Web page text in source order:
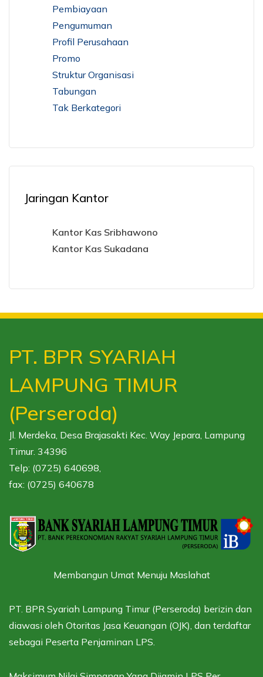
Pembiayaan
Pengumuman
Profil Perusahaan
Promo
Struktur Organisasi
Tabungan
Tak Berkategori
Jaringan Kantor
Kantor Kas Sribhawono
Kantor Kas Sukadana
PT. BPR SYARIAH
LAMPUNG TIMUR
(Perseroda)
Jl. Merdeka, Desa Brajasakti Kec. Way Jepara, Lampung
Timur. 34396
Telp: (0725) 640698,
fax: (0725) 640678
Membangun Umat Menuju Maslahat
PT. BPR Syariah Lampung Timur (Perseroda) berizin dan
diawasi oleh Otoritas Jasa Keuangan (OJK), dan terdaftar
sebagai Peserta Penjaminan LPS.